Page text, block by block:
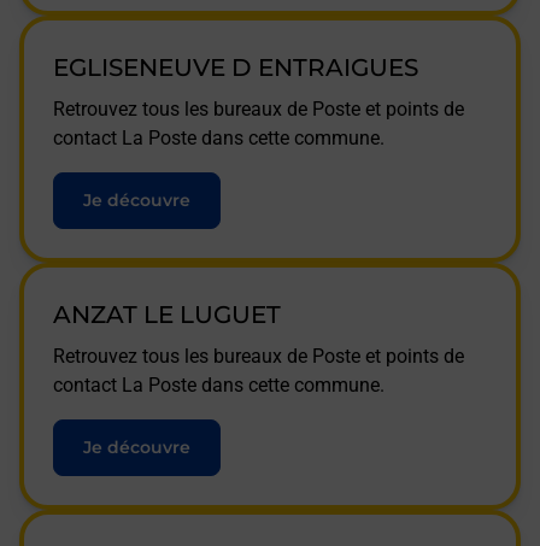
EGLISENEUVE D ENTRAIGUES
Retrouvez tous les bureaux de Poste et points de
contact La Poste dans cette commune.
Je découvre
ANZAT LE LUGUET
Retrouvez tous les bureaux de Poste et points de
contact La Poste dans cette commune.
Je découvre